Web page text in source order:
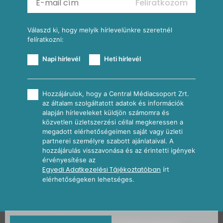
Feliratkozom
Válaszd ki, hogy melyik hírlevelünkre szeretnél
felíratkozni:
Napi hírlevél Heti hírlevél
Hozzájárulok, hogy a Central Médiacsoport Zrt.
az általam szolgáltatott adatok és információk
alapján hírleveleket küldjön számomra és
közvetlen üzletszerzési céllal megkeressen a
megadott elérhetőségeimen saját vagy üzleti
partnerei személyre szabott ajánlataival. A
hozzájárulás visszavonása és az érintetti igények
érvényesítése az
Egyedi Adatkezelési Tájékoztatóban írt
elérhetőségeken lehetséges.